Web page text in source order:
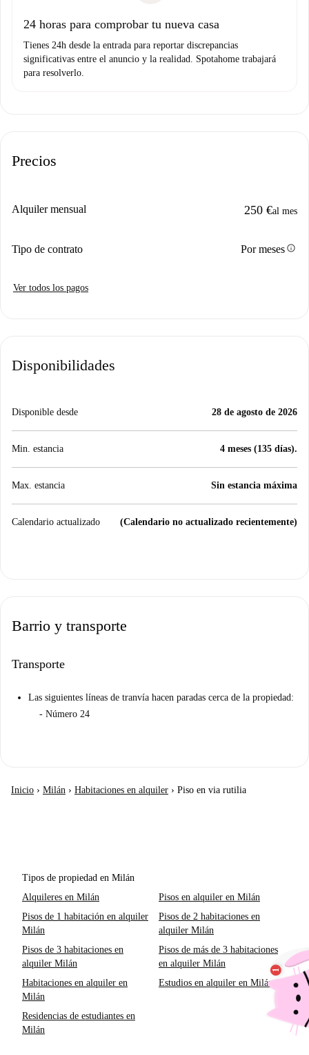
24 horas para comprobar tu nueva casa
Tienes 24h desde la entrada para reportar discrepancias
significativas entre el anuncio y la realidad. Spotahome trabajará
para resolverlo.
Precios
Alquiler mensual 250 €al mes
Tipo de contrato Por mesesinfo
Ver todos los pagos
Disponibilidades
Disponible desde 28 de agosto de 2026
Min. estancia 4 meses (135 días).
Max. estancia Sin estancia máxima
Calendario actualizado (Calendario no actualizado recientemente)
Barrio y transporte
Transporte
Las siguientes líneas de tranvía hacen paradas cerca de la propiedad:
- Número 24
Inicio › Milán › Habitaciones en alquiler › Piso en via rutilia
Tipos de propiedad en Milán
Alquileres en Milán
Pisos en alquiler en Milán
Pisos de 1 habitación en alquiler
Milán
Pisos de 2 habitaciones en
alquiler Milán
Pisos de 3 habitaciones en
alquiler Milán
Pisos de más de 3 habitaciones
en alquiler Milán
Habitaciones en alquiler en
Milán
Estudios en alquiler en Milán
Residencias de estudiantes en
Milán